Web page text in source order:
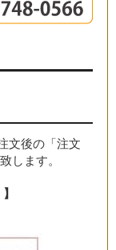
文後の「注文
します。